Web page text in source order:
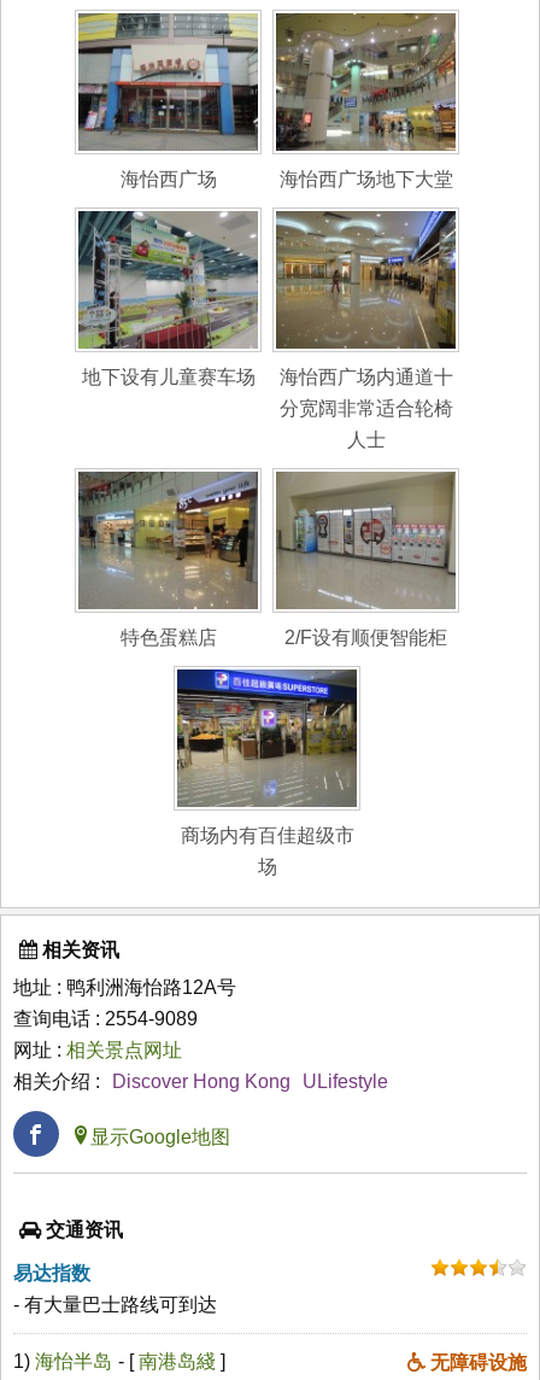
海怡西广场 海怡西广场地下大堂
地下设有儿童赛车场
海怡西广场内通道十
分宽阔非常适合轮椅
人士
特色蛋糕店 2/F设有顺便智能柜
商场内有百佳超级市
场
相关资讯
地址 : 鸭利洲海怡路12A号
查询电话 : 2554-9089
网址 : 相关景点网址
相关介绍 :
Discover Hong Kong ULifestyle
显示Google地图
交通资讯
易达指数
- 有大量巴士路线可到达
1) 海怡半岛 无障碍设施
- [南港岛綫 ]